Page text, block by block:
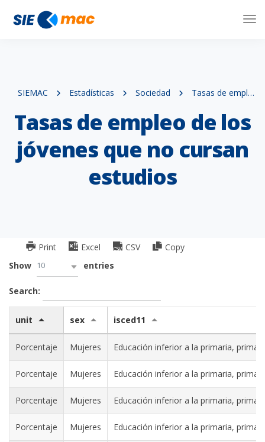
SIEMAC Estadísticas Sociedad Tasas de empleo de los jóvenes que no cursan estudios
Tasas de empleo de los
jóvenes que no cursan
estudios
Print Excel CSV
Copy
Show
10 entries
Search:
unit sex isced11
Porcentaje Mujeres Educación inferior a la primaria,
Porcentaje Mujeres Educación inferior a la primaria,
Porcentaje Mujeres Educación inferior a la primaria,
Porcentaje Mujeres Educación inferior a la primaria,